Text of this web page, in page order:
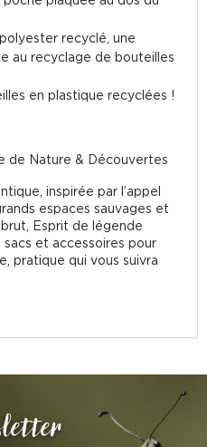
recyclé, une
au recyclage de bouteilles
en plastique recyclées !
de Nature & Découvertes
inspirée par l’appel
espaces sauvages et
brut, Esprit de légende
et accessoires pour
pratique qui vous suivra